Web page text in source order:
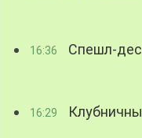
16:36 Спешл-
16:29